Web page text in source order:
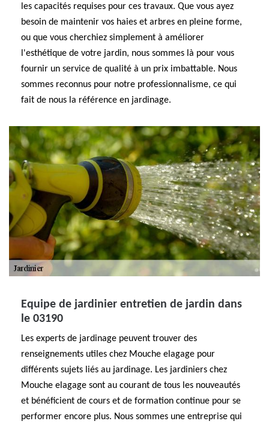
les capacités requises pour ces travaux. Que vous ayez
besoin de maintenir vos haies et arbres en pleine forme,
ou que vous cherchiez simplement à améliorer
l'esthétique de votre jardin, nous sommes là pour vous
fournir un service de qualité à un prix imbattable. Nous
sommes reconnus pour notre professionnalisme, ce qui
fait de nous la référence en jardinage.
Equipe de jardinier entretien de jardin dans
le 03190
Les experts de jardinage peuvent trouver des
renseignements utiles chez Mouche elagage pour
différents sujets liés au jardinage. Les jardiniers chez
Mouche elagage sont au courant de tous les nouveautés
et bénéficient de cours et de formation continue pour se
performer encore plus. Nous sommes une entreprise qui